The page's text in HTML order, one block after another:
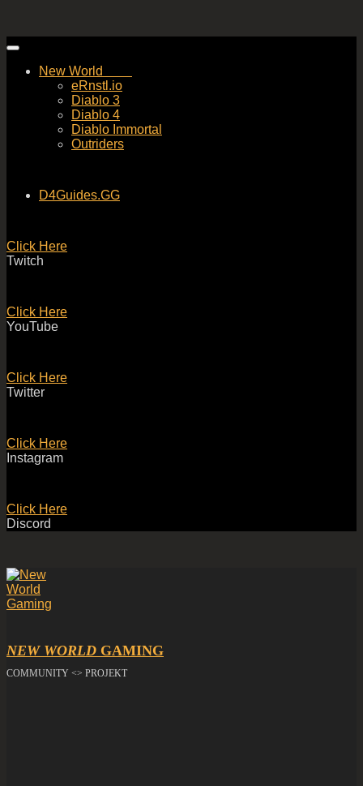
Skip
contentNew World
eRnstl.io
Diablo 3
Diablo 4
Diablo Immortal
Outriders
D4Guides.GG
Click Here
Twitch
Click Here
YouTube
Click Here
Twitter
Click Here
Instagram
Click Here
Discord
NEW WORLD GAMING
COMMUNITY <> PROJEKT